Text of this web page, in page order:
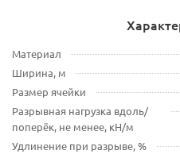
Материал
Ширина, м
Размер ячейки
Разрывная нагрузка вдоль/
поперёк, не менее, кН/м
Удлинение при разрыве, %